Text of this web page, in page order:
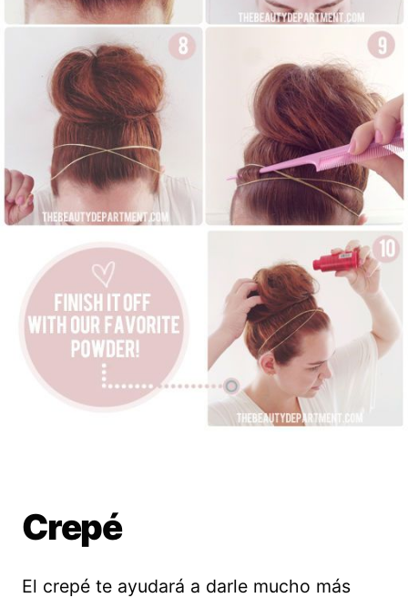
Crepé
El crepé te ayudará a darle mucho más